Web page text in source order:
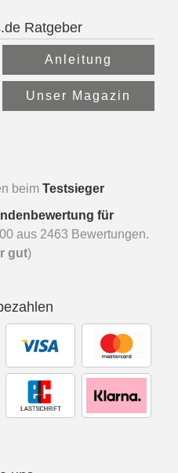
Ratgeber
Anleitung
Unser Magazin
beim Testsieger
für
aus 2463 Bewertungen.
gut)